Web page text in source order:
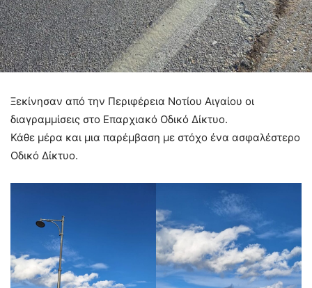
Ξεκίνησαν από την Περιφέρεια Νοτίου Αιγαίου οι
διαγραμμίσεις στο Επαρχιακό Οδικό Δίκτυο.
Κάθε μέρα και μια παρέμβαση με στόχο ένα ασφαλέστερο
Οδικό Δίκτυο.